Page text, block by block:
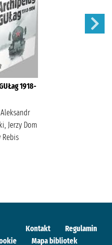
1918-
Jerzy Dom
Rebis
Kontakt
Regulamin
Mapa bibliotek